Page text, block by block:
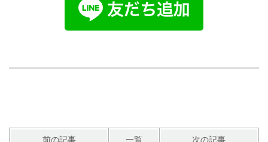
前の記事 一覧 次の記事